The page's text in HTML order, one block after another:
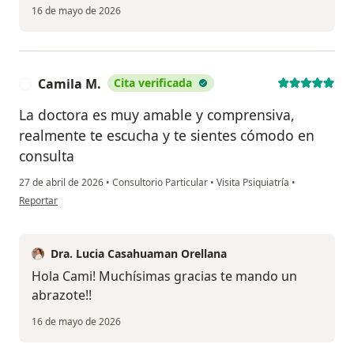
16 de mayo de 2026
Camila M. Cita verificada
La doctora es muy amable y comprensiva,
realmente te escucha y te sientes cómodo en
consulta
27 de abril de 2026 • Consultorio Particular • Visita Psiquiatría •
en opinión del usuario Camila M.
Reportar
Dra. Lucia Casahuaman Orellana
Hola Cami! Muchísimas gracias te mando un
abrazote!!
16 de mayo de 2026